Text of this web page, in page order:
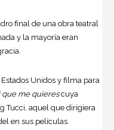
final de una obra teatral
y la mayoría eran
Unidos y filma para
que me quierescuya
Tucci, aquel que dirigiera
en sus películas.